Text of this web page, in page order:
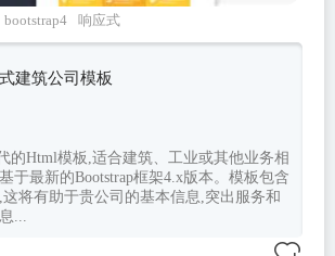
bootstrap4 响应式
建筑公司模板
的Html模板,适合建筑、工业或其他业务相
于最新的Bootstrap框架4.x版本。模板包含
将有助于贵公司的基本信息,突出服务和
...